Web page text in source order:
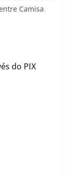
Camisa
do PIX